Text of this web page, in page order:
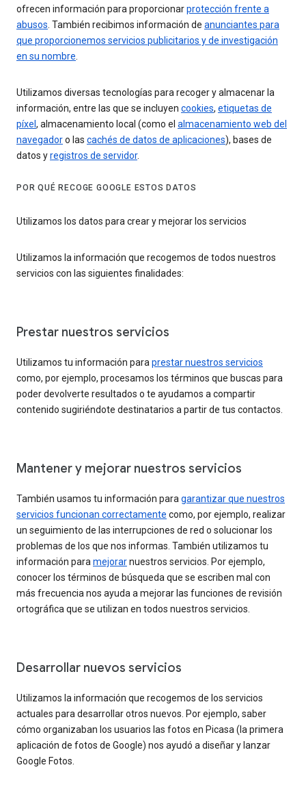
ofrecen información para proporcionarprotección frente a
abusos. También recibimos información de anunciantes para
que proporcionemos servicios publicitarios y de investigación
en su nombre.
Utilizamos diversas tecnologías para recoger y almacenar la
información, entre las que se incluyen cookies, etiquetas de
píxel , almacenamiento local (como el almacenamiento web del
navegadoro las cachés de datos de aplicaciones), bases de
datos yregistros de servidor.
POR QUÉ RECOGE GOOGLE ESTOS DATOS
Utilizamos los datos para crear y mejorar los servicios
Utilizamos la información que recogemos de todos nuestros
servicios con las siguientes finalidades:
Prestar nuestros servicios
Utilizamos tu información para prestar nuestros servicios
como, por ejemplo, procesamos los términos que buscas para
poder devolverte resultados o te ayudamos a compartir
contenido sugiriéndote destinatarios a partir de tus contactos.
Mantener y mejorar nuestros servicios
También usamos tu información para garantizar que nuestros
servicios funcionan correctamente como, por ejemplo, realizar
un seguimiento de las interrupciones de red o solucionar los
problemas de los que nos informas. También utilizamos tu
información para mejorarnuestros servicios. Por ejemplo,
conocer los términos de búsqueda que se escriben mal con
más frecuencia nos ayuda a mejorar las funciones de revisión
ortográfica que se utilizan en todos nuestros servicios.
Desarrollar nuevos servicios
Utilizamos la información que recogemos de los servicios
actuales para desarrollar otros nuevos. Por ejemplo, saber
cómo organizaban los usuarios las fotos en Picasa (la primera
aplicación de fotos de Google) nos ayudó a diseñar y lanzar
Google Fotos.